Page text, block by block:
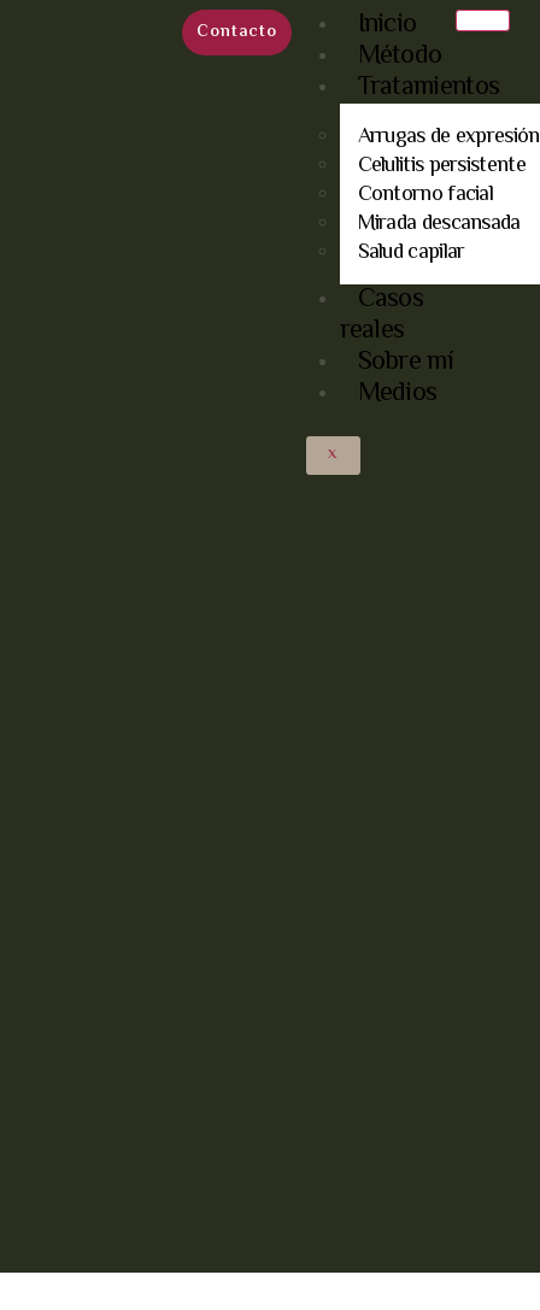
Inicio
Método
Tratamientos
Arrugas de expresión
Celulitis persistente
Contorno facial
Mirada descansada
Salud capilar
Casos
reales
Sobre mí
Medios
X
Contacto